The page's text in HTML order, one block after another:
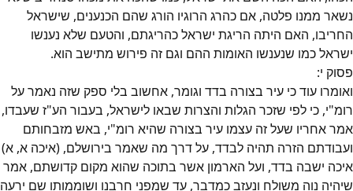
נשאר ממנו פלטה, אם כהרג הרוגיו הורג שהם הכנענים, שישראל
החריבו, האם היתה הריגת ישראל כהריגתם, והטעם שלא נענשו
ישראל כמו שנענשו האומות ההם וגם זה פירוש מתישב הוא.
פסוק י:
ואומרו עוד כי עיר בצורה בדד וגומר, אחשוב בלי ספק שזה נאמר על
רומ"י, כי לפי שזכר הגלות והצרות שבאו לישראל, בעבור הע"ז שעבדו,
אמר אחריו שעל זה עצמו עיר בצורה שהיא רומ"י, באש מזבחותם
ועבודתם הזרה תהיה לבדד, על דרך מה שאמר בירושלם, (איכה א, א)
איכה ישבה בדד, ועל הארמון אשר בתוכה שהוא מקום קדושתם, אמר
שיהיה נוה משולח ונעזב כמדבר, עד שמפני חרבנו ושוממותו שם ירעה